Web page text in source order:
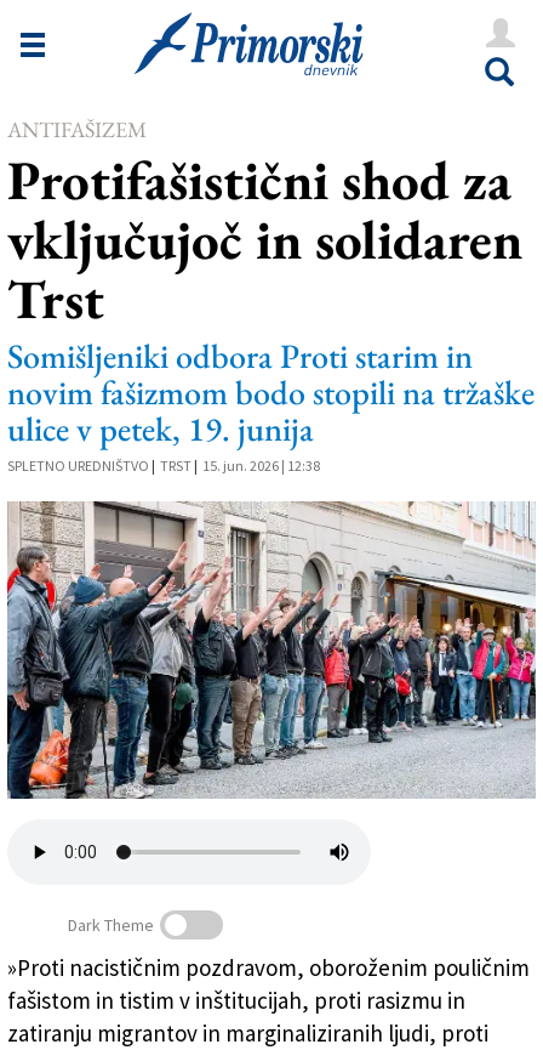
Novice
Goriška
Kultura
Šport
Še
Vreme
V Kioskih
Oglasi
Založnik
Zadruga PD
Naročnine
ANTIFAŠIZEM
Protifašistični shod za
vključujoč in solidaren
Trst
Somišljeniki odbora Proti starim in
novim fašizmom bodo stopili na tržaške
ulice v petek, 19. junija
SPLETNO UREDNIŠTVO | TRST | 15. jun. 2026 | 12:38
Iztegnjene desnice v čast Almerigu Grilzu na
komemoraciji, ki je potekala 19. maja (FOTODAMJ@N)
Dark Theme
»Proti nacističnim pozdravom, oboroženim pouličnim
fašistom in tistim v inštitucijah, proti rasizmu in
zatiranju migrantov in marginaliziranih ljudi, proti